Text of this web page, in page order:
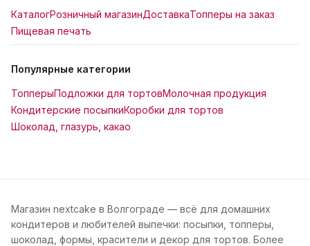
КаталогРозничный магазинДоставкаТопперы на заказ
Пищевая печать
Популярные категории
ТопперыПодложки для тортовМолочная продукция
Кондитерские посыпкиКоробки для тортов
Шоколад, глазурь, какао
Магазин nextcake в Волгограде — всё для домашних
кондитеров и любителей выпечки: посыпки, топперы,
шоколад, формы, красители и декор для тортов. Более